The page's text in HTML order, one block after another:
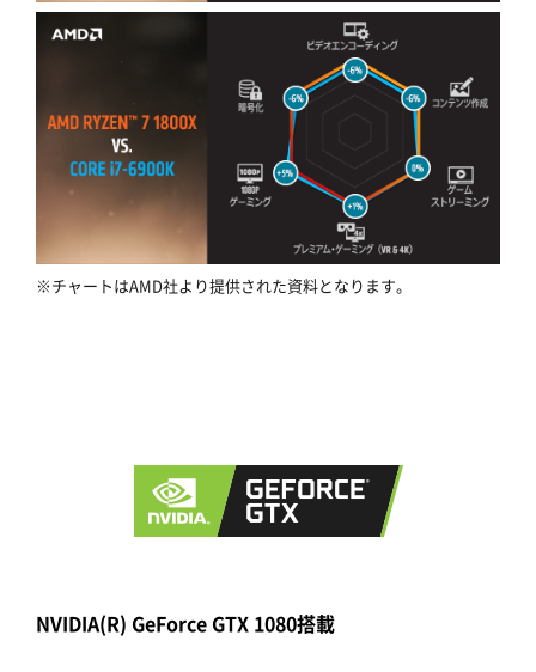
※チャートはAMD社より提供された資料となります。
NVIDIA(R) GeForce GTX 1080搭載